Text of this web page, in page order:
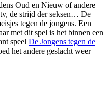
Oud en Nieuw of andere
de strijd der seksen… De
tegen de jongens. Een
met dit spel is het binnen een
speel De Jongens tegen de
het andere geslacht weer